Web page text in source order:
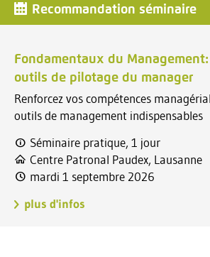
Recommandation séminaire
Fondamentaux du
outils de pilotage du manager
Renforcez vos compétences
outils de management indispensables
Séminaire pratique, 1 jour
Centre Patronal Paudex, Lausanne
mardi 1 septembre 2026
plus d'infos